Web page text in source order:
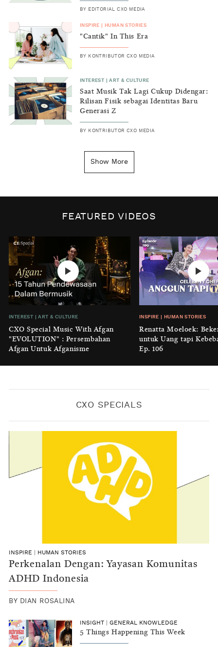
BY EDITORIAL CXO MEDIA
INSPIRE HUMAN STORIES
"Cantik" In This Era
BY KONTRIBUTOR CXO MEDIA
INTEREST |ART & CULTURE
Saat Musik Tak Lagi Cukup Didengar:
Rilisan Fisik sebagai Identitas Baru
Generasi Z
BY KONTRIBUTOR CXO MEDIA
Kenapa Tahun Baru Ditandai pada
Biaya Tersembunyi dari Insecurity
KONTRIBUTOR CXO MEDIA
INTEREST|HOME
No Place Like: Camping Ground
Cidulang
KONTRIBUTOR CXO MEDIA
GENERAL KNOWLEDGE
Luruhnya Daun Terakhir: Kala
'Benteng Alam' yang Tak Lagi Bisa
Melindungi
BYKONTRIBUTOR CXO MEDIA
Show More
FEATURED VIDEOS
INTEREST |ART & CULTURE
CXO Special Music With Afgan
"EVOLUTION" : Persembahan
Afgan Untuk Afganisme
INSPIRE HUMAN STORIES
Renatta Moeloek:
untuk Uang tapi
Ep. 106
CXO SPECIALS
INSPIRE HUMAN STORIES
Perkenalan Dengan: Yayasan Komunitas
ADHD Indonesia
BY DIAN ROSALINA
INSIGHT GENERAL KNOWLEDGE
5 Things Happening This Week